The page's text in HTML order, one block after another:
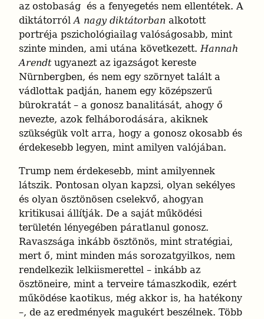
az ostobaság  és a fenyegetés nem ellentétek. A
diktátorról A nagy diktátorban alkotott
portréja pszichológiailag valóságosabb, mint
szinte minden, ami utána következett. Hannah
Arendt ugyanezt az igazságot kereste
Nürnbergben, és nem egy szörnyet talált a
vádlottak padján, hanem egy középszerű
bürokratát – a gonosz banalitását, ahogy ő
nevezte, azok felháborodására, akiknek
szükségük volt arra, hogy a gonosz okosabb és
érdekesebb legyen, mint amilyen valójában.
Trump nem érdekesebb, mint amilyennek
látszik. Pontosan olyan kapzsi, olyan sekélyes
és olyan ösztönösen cselekvő, ahogyan
kritikusai állítják. De a saját működési
területén lényegében páratlanul gonosz.
Ravaszsága inkább ösztönös, mint stratégiai,
mert ő, mint minden más sorozatgyilkos, nem
rendelkezik lelkiismerettel – inkább az
ösztöneire, mint a terveire támaszkodik, ezért
működése kaotikus, még akkor is, ha hatékony
–, de az eredmények magukért beszélnek. Több